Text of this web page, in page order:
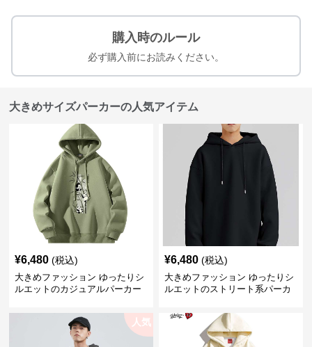
購入時のルール
必ず購入前にお読みください。
大きめサイズパーカーの人気アイテム
¥6,480 (税込)
大きめファッション ゆったりシ
ルエットのカジュアルパーカー
¥6,480 (税込)
大きめファッション ゆったりシ
ルエットのストリート系パーカ
人気